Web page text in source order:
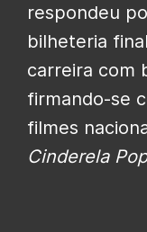
respondeu
bilheteria
carreira com
firmando-se
filmes
Cinderela Pop